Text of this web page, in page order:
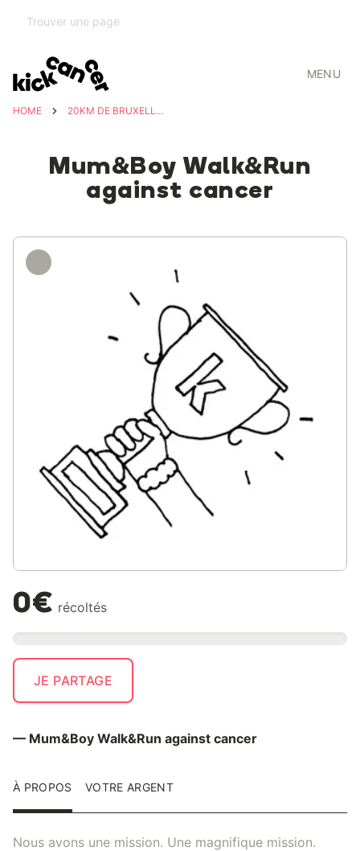
MENU
HOME 20KM DE BRUXELLES POUR KICKCANCER
Mum&Boy Walk&Run
against cancer
0€ récoltés
JE PARTAGE
— Mum&Boy Walk&Run against cancer
À PROPOS VOTRE ARGENT
Nous avons une mission. Une magnifique mission.